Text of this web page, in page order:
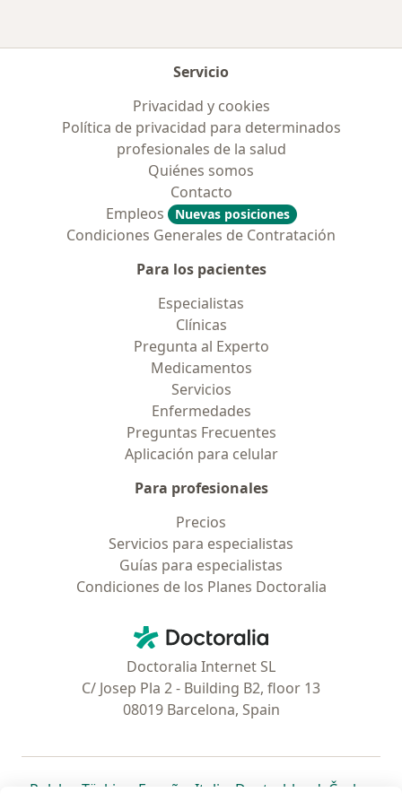
Servicio
Privacidad y cookies
Política de privacidad para determinados
profesionales de la salud
Quiénes somos
Contacto
Empleos
Nuevas posiciones
Condiciones Generales de Contratación
Para los pacientes
Especialistas
Clínicas
Pregunta al Experto
Medicamentos
Servicios
Enfermedades
Preguntas Frecuentes
Aplicación para celular
Para profesionales
Precios
Servicios para especialistas
Guías para especialistas
Condiciones de los Planes Doctoralia
Doctoralia - Página de inicio
Doctoralia Internet SL
C/ Josep Pla 2 - Building B2, floor 13
08019 Barcelona, Spain
Polska se abre en una nueva pestaña
Türkiye se abre en una nueva pestaña
España se abre en una nueva pestaña
Italia se abre en una nueva
Deutschlandse abre en
Česko